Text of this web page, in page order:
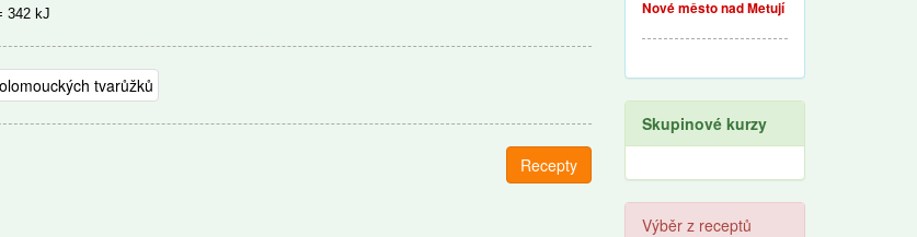
342 kJ
Recepty
Nové město nad Metují
Skupinové kurzy
Výběr z receptů